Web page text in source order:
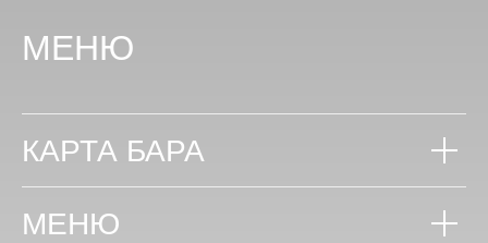
МЕНЮ
КАРТА БАРА
МЕНЮ